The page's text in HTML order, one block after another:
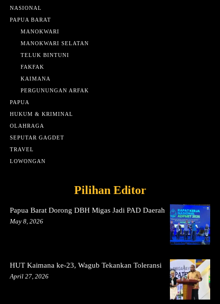
NASIONAL
PAPUA BARAT
MANOKWARI
MANOKWARI SELATAN
TELUK BINTUNI
FAKFAK
KAIMANA
PERGUNUNGAN ARFAK
PAPUA
HUKUM & KRIMINAL
OLAHRAGA
SEPUTAR GAGDET
TRAVEL
LOWONGAN
Pilihan Editor
Papua Barat Dorong DBH Migas Jadi PAD Daerah
May 8, 2026
HUT Kaimana ke-23, Wagub Tekankan Toleransi
April 27, 2026